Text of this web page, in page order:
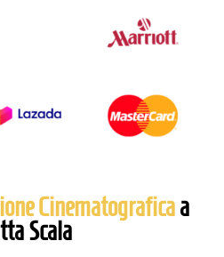
Cinematograficaa
Scala